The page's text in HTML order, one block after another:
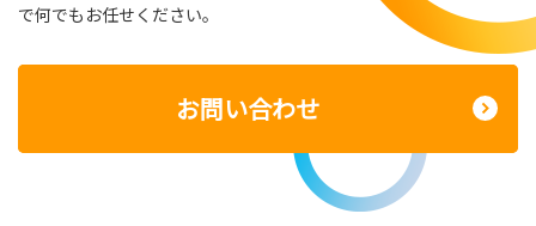
で何でもお任せください。
お問い合わせ